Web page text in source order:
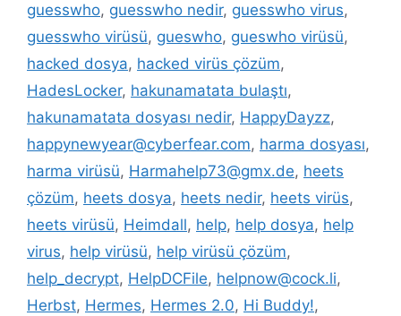
guesswho, guesswho nedir, guesswho virus,
guesswho virüsü, gueswho, gueswho virüsü,
hacked dosya, hacked virüs çözüm,
HadesLocker, hakunamatata bulaştı,
hakunamatata dosyası nedir, HappyDayzz,
happynewyear@cyberfear.com, harma dosyası,
harma virüsü, Harmahelp73@gmx.de, heets
çözüm, heets dosya, heets nedir, heets virüs,
heets virüsü, Heimdall, help, help dosya, help
virus, help virüsü, help virüsü çözüm,
help_decrypt, HelpDCFile, helpnow@cock.li,
Herbst, Hermes, Hermes 2.0, Hi Buddy!,